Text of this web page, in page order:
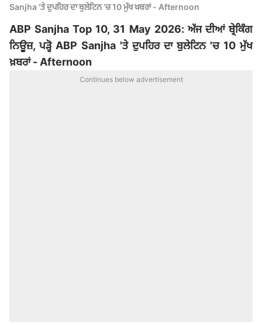
Sanjha 'ਤੇ ਦੁਪਹਿਰ ਦਾ ਬੁਲੇਟਿਨ 'ਚ 10 ਮੁੱਖ ਖ਼ਬਰਾਂ - Afternoon
ABP Sanjha Top 10, 31 May 2026: ਅੱਜ ਦੀਆਂ ਬ੍ਰੇਕਿੰਗ
ਨਿਊਜ਼, ਪੜ੍ਹੋ ABP Sanjha 'ਤੇ ਦੁਪਹਿਰ ਦਾ ਬੁਲੇਟਿਨ 'ਚ 10 ਮੁੱਖ
ਖ਼ਬਰਾਂ - Afternoon
Continues below advertisement